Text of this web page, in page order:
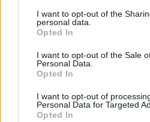
I want to opt-out of the
personal data.
Opted In
I want to opt-out of the Sale
Personal Data.
Opted In
I want to opt-out of
Personal Data for Targeted
Opted In